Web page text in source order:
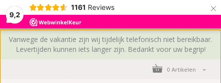
9,2
1161 Reviews ×
Vanwege de vakantie zijn wij tijdelijk telefonisch niet bereikbaar.
Levertijden kunnen iets langer zijn. Bedankt voor uw begrip!
0 Artikelen